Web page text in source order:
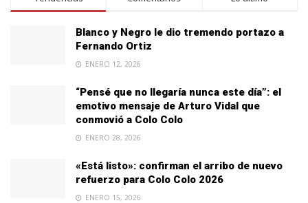
Blanco y Negro le dio tremendo portazo a
Fernando Ortiz
ENERO 12, 2026
“Pensé que no llegaría nunca este día”: el
emotivo mensaje de Arturo Vidal que
conmovió a Colo Colo
ENERO 28, 2026
«Está listo»: confirman el arribo de nuevo
refuerzo para Colo Colo 2026
ENERO 15, 2026